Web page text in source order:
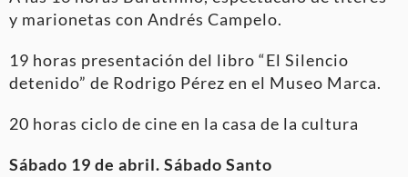
y marionetas con Andrés Campelo.
19 horas presentación del libro “El Silencio
detenido” de Rodrigo Pérez en el Museo Marca.
20 horas ciclo de cine en la casa de la cultura
Sábado 19 de abril. Sábado Santo